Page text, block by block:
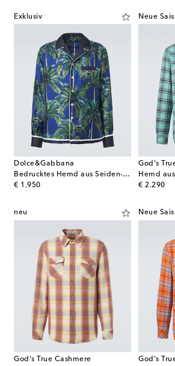
Exklusiv
Dolce&Gabbana
Bedrucktes Hemd aus Seiden-Twill
€ 1.950
original price
Neue
God's
€ 2.290
original
neu
God's True Cashmere
Neue
God's